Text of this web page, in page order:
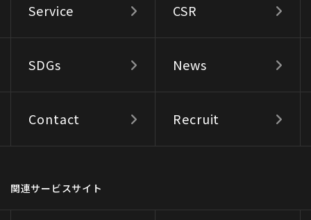
Service CSR
SDGs News
Contact Recruit
関連サービスサイト